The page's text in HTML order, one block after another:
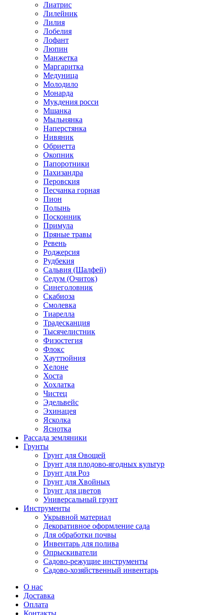
Лиатрис
Лилейник
Лилия
Лобелия
Лофант
Люпин
Манжетка
Маргаритка
Медуница
Молодило
Монарда
Мукдения росси
Мшанка
Мыльнянка
Наперстянка
Нивяник
Обриетта
Окопник
Папоротники
Пахизандра
Перовския
Песчанка горная
Пион
Полынь
Посконник
Примула
Пряные травы
Ревень
Роджерсия
Рудбекия
Сальвия (Шалфей)
Седум (Очиток)
Синеголовник
Скабиоза
Смолевка
Тиарелла
Традесканция
Тысячелистник
Физостегия
Флокс
Хауттюйния
Хелоне
Хоста
Хохлатка
Чистец
Эдельвейс
Эхинацея
Ясколка
Яснотка
Рассада земляники
Грунты
Грунт для Овощей
Грунт для плодово-ягодных культур
Грунт для Роз
Грунт для Хвойных
Грунт для цветов
Универсальный грунт
Инструменты
Укрывной материал
Декоративное оформление сада
Для обработки почвы
Инвентарь для полива
Опрыскиватели
Садово-режущие инструменты
Садово-хозяйственный инвентарь
О нас
Доставка
Оплата
Контакты